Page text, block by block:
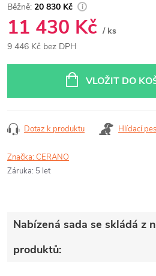
20 830 Kč
11 430 Kč / ks
9 446 Kč bez DPH
VLOŽIT DO
Dotaz k produktu Hlídací pes
Značka:CERANO
Záruka: 5 let
Nabízená sada se skládá z
produktů: